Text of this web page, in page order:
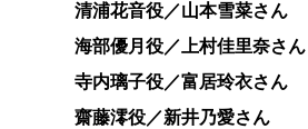
清浦花音役／山本雪菜さん
海部優月役／上村佳里奈さん
寺内璃子役／富居玲衣さん
齋藤澪役／新井乃愛さん